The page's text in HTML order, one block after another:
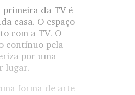
primeira da TV é
casa. O espaço
com a TV. O
contínuo pela
por uma
lugar.
forma de arte